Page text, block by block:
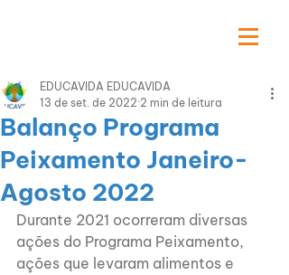
Balanço Programa
Peixamento Janeiro-
Agosto 2022
EDUCAVIDA EDUCAVIDA
13 de set. de 2022 2 min de leitura
Durante 2021 ocorreram diversas
ações do Programa Peixamento,
ações que levaram alimentos e